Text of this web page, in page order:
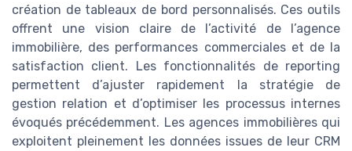
création de tableaux de bord personnalisés. Ces outils
offrent une vision claire de l’activité de l’agence
immobilière, des performances commerciales et de la
satisfaction client. Les fonctionnalités de reporting
permettent d’ajuster rapidement la stratégie de
gestion relation et d’optimiser les processus internes
évoqués précédemment. Les agences immobilières qui
exploitent pleinement les données issues de leur CRM